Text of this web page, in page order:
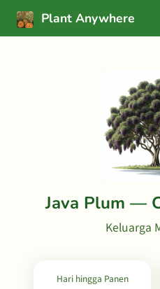
Plant Anywhere
Java Plum —
Keluarga
Hari hingga Panen